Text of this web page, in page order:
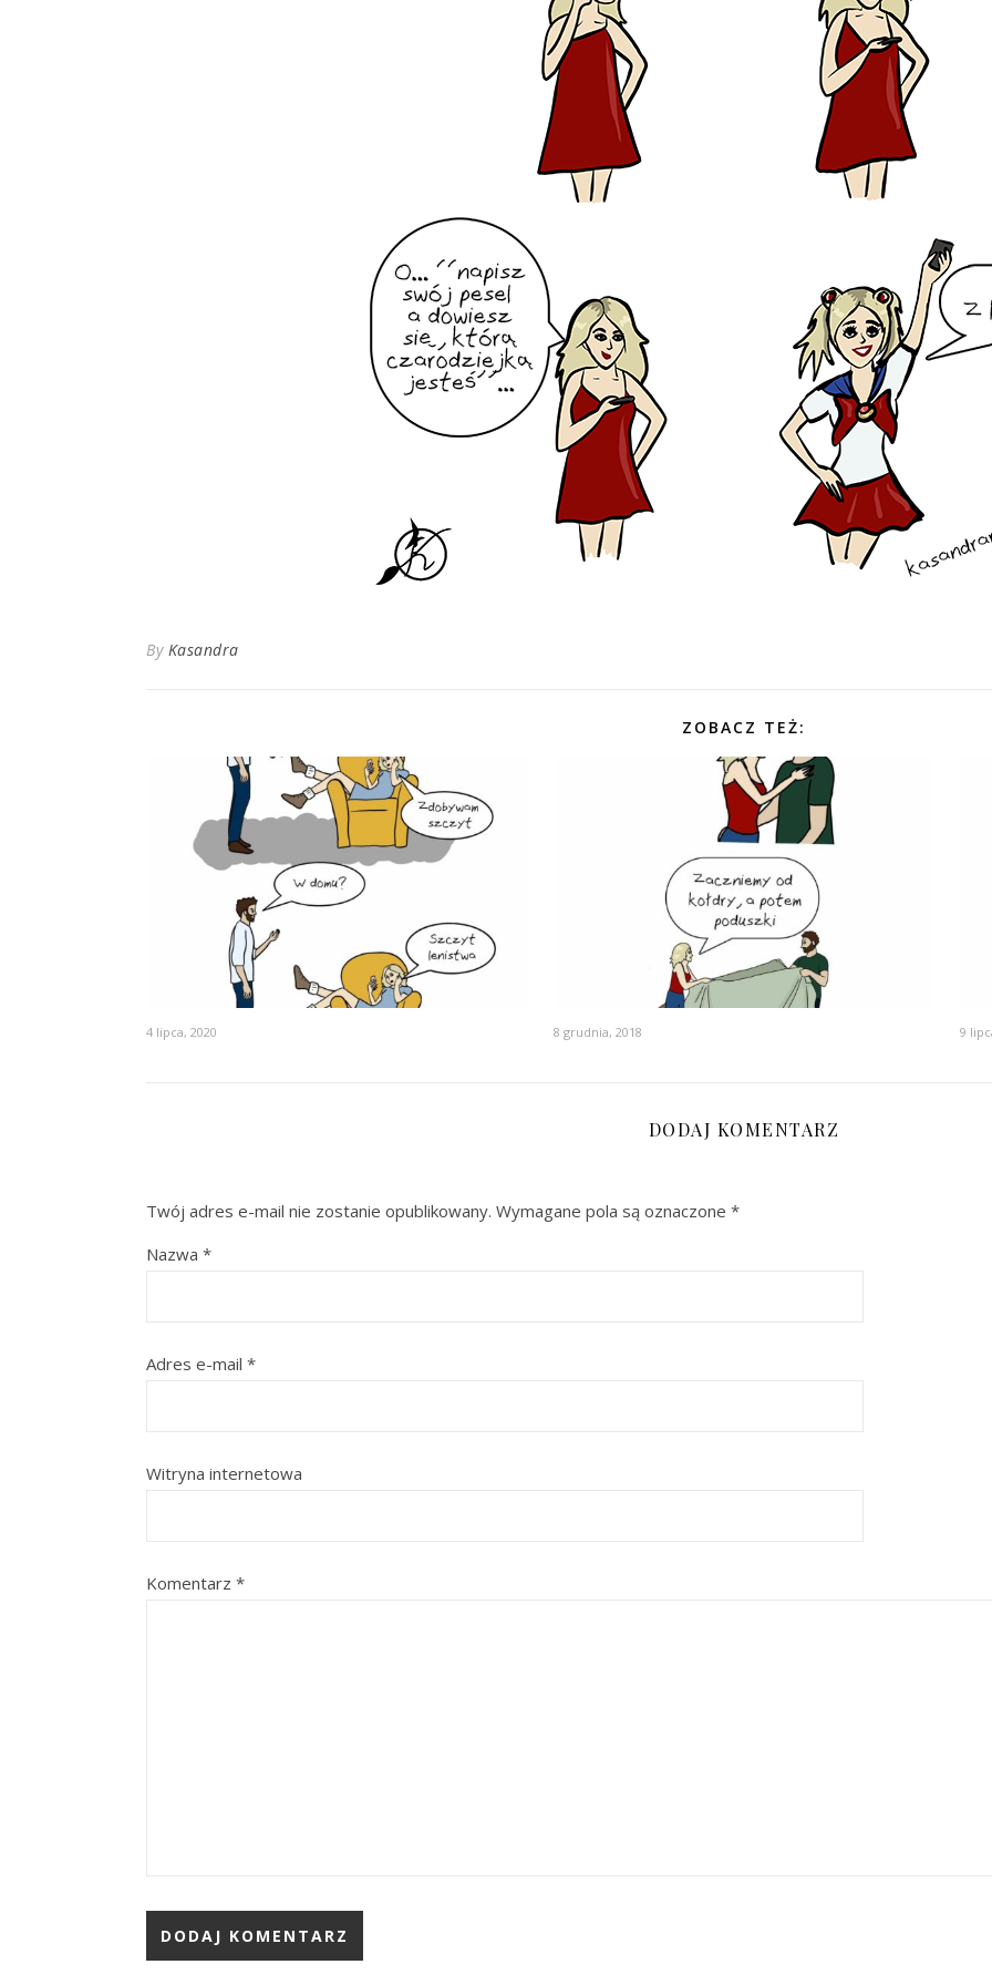
By Kasandra
ZOBACZ TEŻ:
4 lipca, 2020 8 grudnia, 2018 9
DODAJ KOMENTARZ
Twój adres e-mail nie zostanie opublikowany. Wymagane pola są oznaczone *
Nazwa *
Adres e-mail *
Witryna internetowa
Komentarz *